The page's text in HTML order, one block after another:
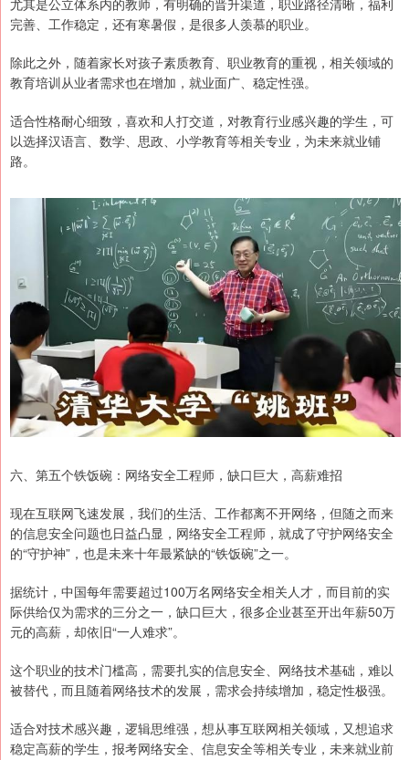
尤其是公立体系内的教师，有明确的晋升渠道，职业路径清晰，福利
完善、工作稳定，还有寒暑假，是很多人羡慕的职业。
除此之外，随着家长对孩子素质教育、职业教育的重视，相关领域的
教育培训从业者需求也在增加，就业面广、稳定性强。
适合性格耐心细致，喜欢和人打交道，对教育行业感兴趣的学生，可
以选择汉语言、数学、思政、小学教育等相关专业，为未来就业铺
路。
六、第五个铁饭碗：网络安全工程师，缺口巨大，高薪难招
现在互联网飞速发展，我们的生活、工作都离不开网络，但随之而来
的信息安全问题也日益凸显，网络安全工程师，就成了守护网络安全
的“守护神”，也是未来十年最紧缺的“铁饭碗”之一。
据统计，中国每年需要超过100万名网络安全相关人才，而目前的实
际供给仅为需求的三分之一，缺口巨大，很多企业甚至开出年薪50万
元的高薪，却依旧“一人难求”。
这个职业的技术门槛高，需要扎实的信息安全、网络技术基础，难以
被替代，而且随着网络技术的发展，需求会持续增加，稳定性极强。
适合对技术感兴趣，逻辑思维强，想从事互联网相关领域，又想追求
稳定高薪的学生，报考网络安全、信息安全等相关专业，未来就业前